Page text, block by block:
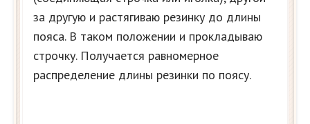
за другую и растягиваю резинку до длины
пояса. В таком положении и прокладываю
строчку. Получается равномерное
распределение длины резинки по поясу.